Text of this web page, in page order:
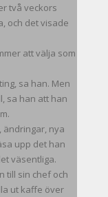
två veckors
och det visade
att välja som
sa han. Men
sa han att han
ändringar, nya
upp det han
väsentliga.
till sin chef och
ut kaffe över